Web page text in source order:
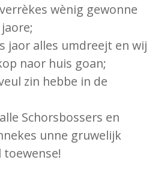
wènig gewonne
jaor alles umdreejt en wij
naor huis goan;
zin hebbe in de
Schorsbossers en
unne gruwelijk
toewense!